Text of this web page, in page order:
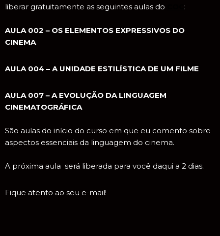
liberar gratuitamente as seguintes aulas do
:
AULA 002 – OS ELEMENTOS EXPRESSIVOS DO
CINEMA
AULA 004 – A UNIDADE ESTILÍSTICA DE UM FILME
AULA 007 – A EVOLUÇÃO DA LINGUAGEM
CINEMATOGRÁFICA
São aulas do início do curso em que eu comento sobre
aspectos essenciais da linguagem do cinema.
A próxima aula será liberada para você daqui a 2 dias.
Fique atento ao seu e-mail!